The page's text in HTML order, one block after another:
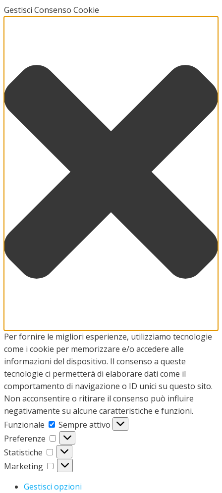
Gestisci Consenso Cookie
Per fornire le migliori esperienze, utilizziamo tecnologie
come i cookie per memorizzare e/o accedere alle
informazioni del dispositivo. Il consenso a queste
tecnologie ci permetterà di elaborare dati come il
comportamento di navigazione o ID unici su questo sito.
Non acconsentire o ritirare il consenso può influire
negativamente su alcune caratteristiche e funzioni.
Funzionale
Funzionale
Sempre attivo
Preferenze
Preferenze
Statistiche
Statistiche
Marketing
Marketing
Gestisci opzioni